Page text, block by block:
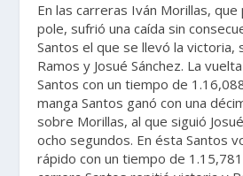
En las carreras Iván Morillas,
pole, sufrió una caída sin
Santos el que se llevó la victoria,
Ramos y Josué Sánchez. La
Santos con un tiempo de
manga Santos ganó con una
sobre Morillas, al que siguió
ocho segundos. En ésta Santos
rápido con un tiempo de